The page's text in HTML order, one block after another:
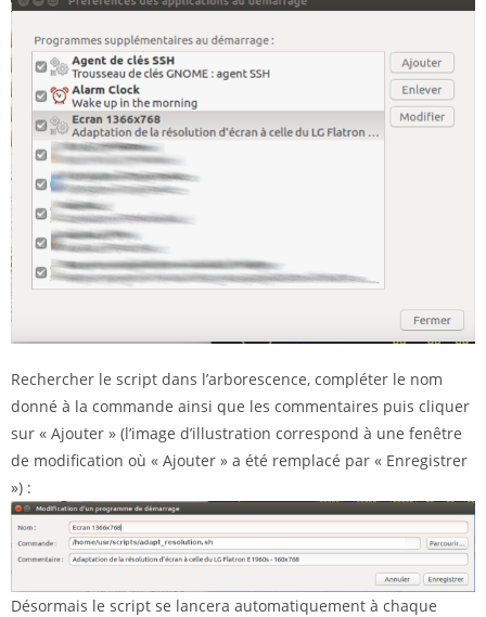
Rechercher le script dans l’arborescence, compléter le nom
donné à la commande ainsi que les commentaires puis cliquer
sur « Ajouter » (l’image d’illustration correspond à une fenêtre
de modification où « Ajouter » a été remplacé par « Enregistrer
») :
Désormais le script se lancera automatiquement à chaque